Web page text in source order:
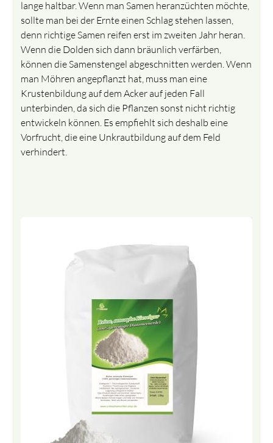
lange haltbar. Wenn man Samen heranzüchten möchte,
sollte man bei der Ernte einen Schlag stehen lassen,
denn richtige Samen reifen erst im zweiten Jahr heran.
Wenn die Dolden sich dann bräunlich verfärben,
können die Samenstengel abgeschnitten werden. Wenn
man Möhren angepflanzt hat, muss man eine
Krustenbildung auf dem Acker auf jeden Fall
unterbinden, da sich die Pflanzen sonst nicht richtig
entwickeln können. Es empfiehlt sich deshalb eine
Vorfrucht, die eine Unkrautbildung auf dem Feld
verhindert.